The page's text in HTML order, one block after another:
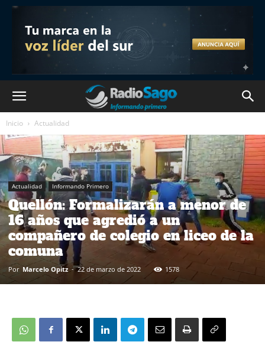
Inicio Actualidad
Actualidad Informando Primero
Quellón: Formalizarán a menor de
16 años que agredió a un
compañero de colegio en liceo de la
comuna
Por Marcelo Opitz - 22 de marzo de 2022 1578